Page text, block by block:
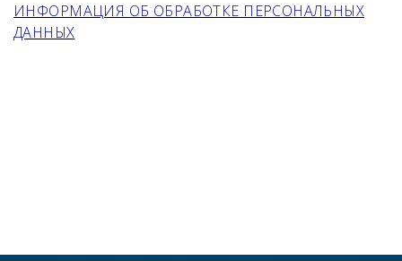
ИНФОРМАЦИЯ ОБ ОБРАБОТКЕ ПЕРСОНАЛЬНЫХ
ДАННЫХ